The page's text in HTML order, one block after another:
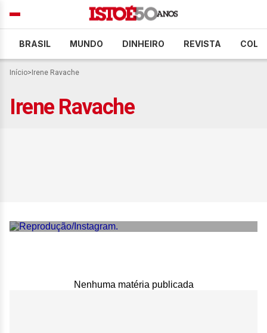
BRASIL MUNDO DINHEIRO REVISTA
Início> Irene Ravache
Irene Ravache
Nenhuma matéria publicada